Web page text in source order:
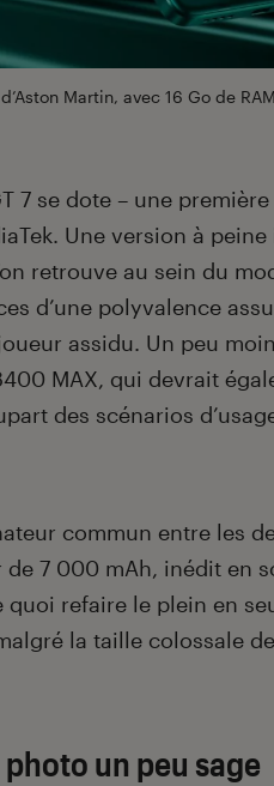
Martin, avec 16 Go de
7 se dote – une
Une version à
retrouve au sein du
d’une polyvalence
assidu. Un peu
MAX, qui devrait
des scénarios
commun entre les
de 7 000 mAh, inédit en
quoi refaire le plein en
la taille colossale
un peu sage